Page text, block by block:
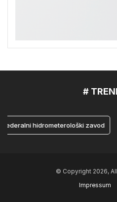
#
hidrometerološki zavod
© Copyright 2026,
Impressum